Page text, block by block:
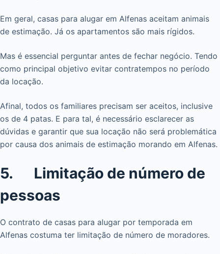
Em geral, casas para alugar em Alfenas aceitam animais
de estimação. Já os apartamentos são mais rígidos.
Mas é essencial perguntar antes de fechar negócio. Tendo
como principal objetivo evitar contratempos no período
da locação.
Afinal, todos os familiares precisam ser aceitos, inclusive
os de 4 patas. E para tal, é necessário esclarecer as
dúvidas e garantir que sua locação não será problemática
por causa dos animais de estimação morando em Alfenas.
5. Limitação de número de
pessoas
O contrato de casas para alugar por temporada em
Alfenas costuma ter limitação de número de moradores.